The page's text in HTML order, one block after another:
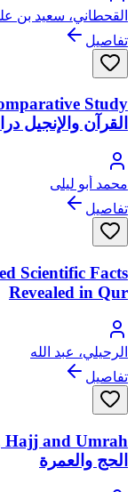
القحطاني، سعيد بن
تفاصيل
القرآن والإنجيل
محمد أبو ليلى
تفاصيل
Scientific Facts
Revealed in Qur
الرحيلي، عبد الله
تفاصيل
الحج والعمرة